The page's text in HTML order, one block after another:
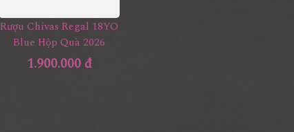
Rượu Chivas Regal 18YO
Blue Hộp Quà 2026
1.900.000 đ